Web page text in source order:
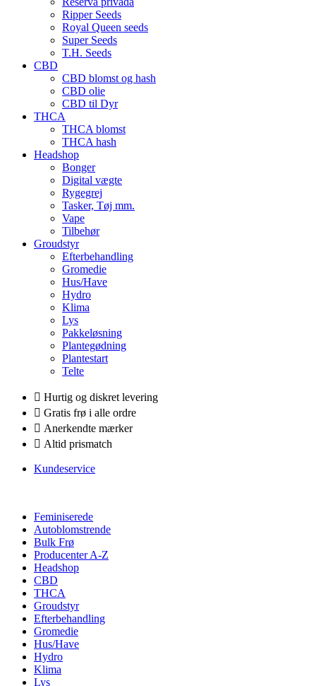
Ripper Seeds
Royal Queen seeds
Super Seeds
T.H. Seeds
CBD
CBD blomst og hash
CBD olie
CBD til Dyr
THCA
THCA blomst
THCA hash
Headshop
Bonger
Digital vægte
Rygegrej
Tasker, Tøj mm.
Vape
Tilbehør
Groudstyr
Efterbehandling
Gromedie
Hus/Have
Hydro
Klima
Lys
Pakkeløsning
Plantegødning
Plantestart
Telte
Hurtig og diskret levering
Gratis frø i alle ordre
Anerkendte mærker
Altid prismatch
Kundeservice
Feminiserede
Autoblomstrende
Bulk Frø
Producenter A-Z
Headshop
CBD
THCA
Groudstyr
Efterbehandling
Gromedie
Hus/Have
Hydro
Klima
Lys